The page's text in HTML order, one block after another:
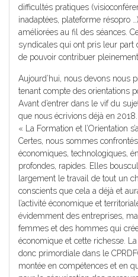
difficultés pratiques
inadaptées, plateforme résopro
améliorées au fil des séances.
syndicales qui ont pris leur part
de pouvoir contribuer
Aujourd’hui, nous devons nous
tenant compte des orientations
Avant d’entrer dans le vif du
que nous écrivions déjà en 2018.
« La Formation et l’Orientation
Certes, nous sommes
économiques, technologiques,
profondes, rapides. Elles
largement le travail de tout un
conscients que cela a déjà et
l’activité économique et
évidemment des entreprises,
femmes et des hommes qui
économique et cette richesse.
donc primordiale dans le
montée en compétences et en